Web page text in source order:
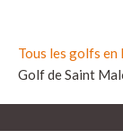
Tous les golfs en
Golf de Saint